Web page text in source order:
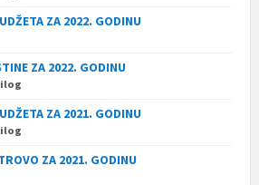
ZA 2022. GODINU
ZA 2022. GODINU
ZA 2021. GODINU
ZA 2021. GODINU